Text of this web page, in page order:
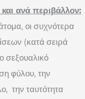
ανά περιβάλλον:
οι συχνότερα
(κατά σειρά
σεξουαλικό
φύλου, την
την ταυτότητα